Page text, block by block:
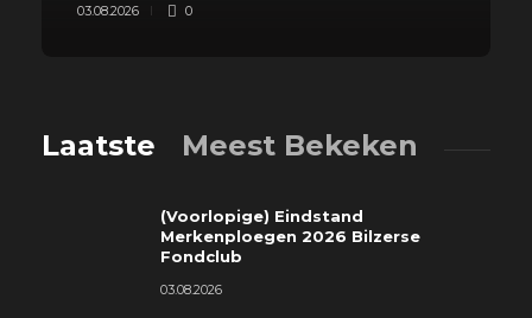
03.08.2026 0
Laatste Meest Bekeken
(Voorlopige) Eindstand
Merkenploegen 2026 Bilzerse
Fondclub
03.08.2026